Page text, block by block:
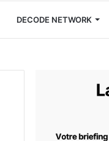
DECODE NETWORK